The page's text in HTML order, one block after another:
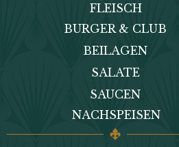
FLEISCH
BURGER & CLUB
BEILAGEN
SALATE
SAUCEN
NACHSPEISEN